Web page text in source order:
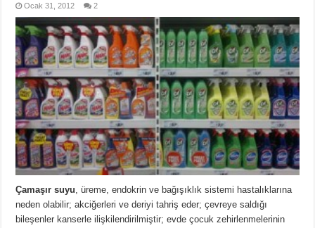
Ocak 31, 2012 2
Çamaşır suyu, üreme, endokrin ve bağışıklık sistemi hastalıklarına
neden olabilir; akciğerleri ve deriyi tahriş eder; çevreye saldığı
bileşenler kanserle ilişkilendirilmiştir; evde çocuk zehirlenmelerinin